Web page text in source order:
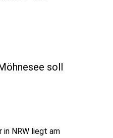
soll
in NRW liegt am